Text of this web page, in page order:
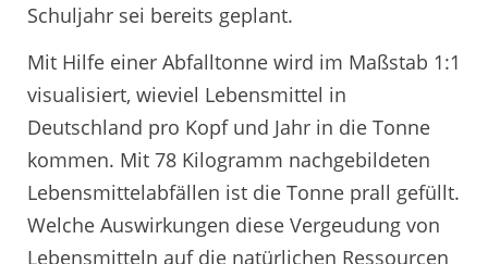
Schuljahr sei bereits geplant.
Mit Hilfe einer Abfalltonne wird im Maßstab 1:1
visualisiert, wieviel Lebensmittel in
Deutschland pro Kopf und Jahr in die Tonne
kommen. Mit 78 Kilogramm nachgebildeten
Lebensmittelabfällen ist die Tonne prall gefüllt.
Welche Auswirkungen diese Vergeudung von
Lebensmitteln auf die natürlichen Ressourcen